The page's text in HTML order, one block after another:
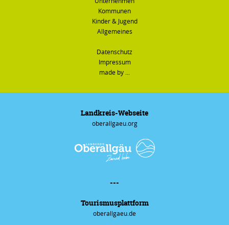
Kommunen
Kinder & Jugend
Allgemeines
Datenschutz
Impressum
made by ...
Landkreis-Webseite
oberallgaeu.org
---
Tourismus­plattform
oberallgaeu.de